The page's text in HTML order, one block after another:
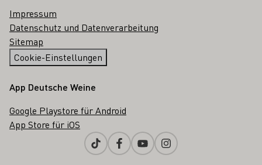
Impressum
Datenschutz und Datenverarbeitung
Sitemap
Cookie-Einstellungen
App Deutsche Weine
Google Playstore für Android
App Store für iOS
TiktokFacebookYoutubeInstagram